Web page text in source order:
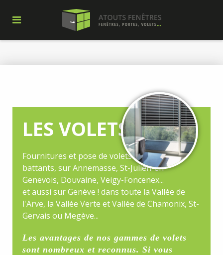
LES VOLETS
Fournitures et pose de volets roulants ou
battants, sur Annemasse, St-Julien-en-
Genevois, Douvaine, Veigy-Foncenex...
et aussi sur Genève ! dans toute la Vallée de
l'Arve, la Vallée Verte et Vallée de Chamonix, St-
Gervais ou Megève...
Les avantages de nos gammes de volets
sont nombreux et reconnus. Si vous